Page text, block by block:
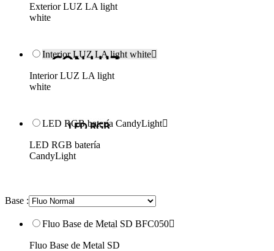
Exterior LUZ LA light
white
Interior LUZ LA light white
Interior LUZ LA light
white
LED RGB batería CandyLight
LED RGB batería
CandyLight
Base :
Fluo Base de Metal SD BFC050
Fluo Base de Metal SD